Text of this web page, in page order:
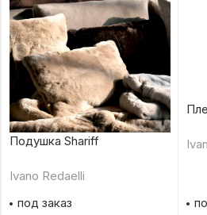
Подушка Shariff
Ivano Redaelli
под заказ